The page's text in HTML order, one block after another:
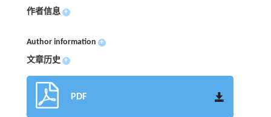
作者信息 +
Author information +
文章历史 +
PDF